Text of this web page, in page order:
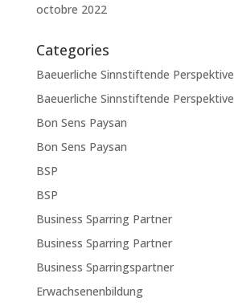
octobre 2022
Categories
Baeuerliche Sinnstiftende Perspektive
Baeuerliche Sinnstiftende Perspektive
Bon Sens Paysan
Bon Sens Paysan
BSP
BSP
Business Sparring Partner
Business Sparring Partner
Business Sparringspartner
Erwachsenenbildung